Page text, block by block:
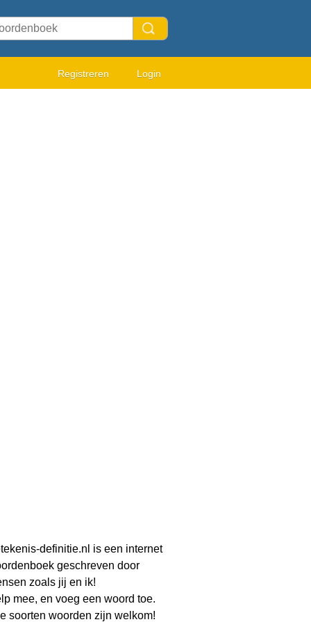
Registreren Login
definitie.nl is een internet
geschreven door
zoals jij en ik!
mee, en voeg een woord toe.
soorten woorden zijn welkom!